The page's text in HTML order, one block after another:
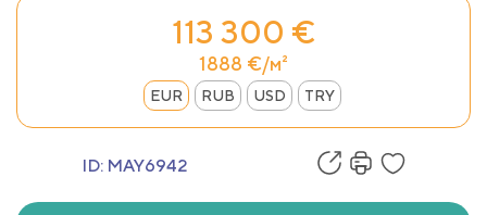
113 300 €
1888 €/м²
EUR RUB USD TRY
ID: MAY6942